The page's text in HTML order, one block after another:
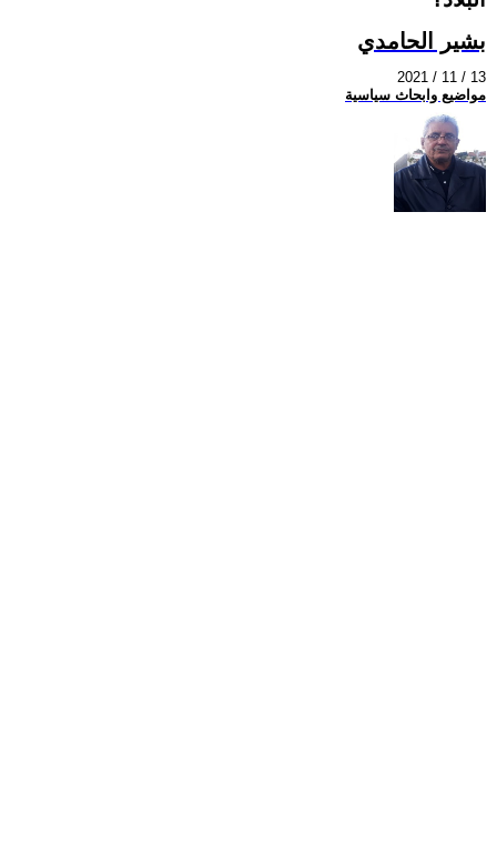
بشير الحامدي
2021 / 11 / 13
مواضيع وابحاث سياسية